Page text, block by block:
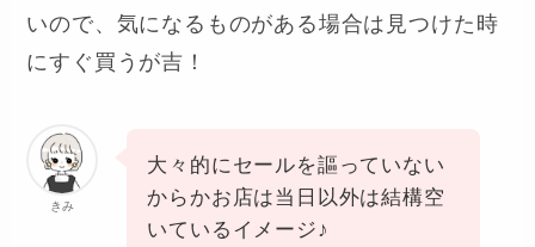
いので、気になるものがある場合は見つけた時
にすぐ買うが吉！
きみ
大々的にセールを謳っていない
からかお店は当日以外は結構空
いているイメージ♪